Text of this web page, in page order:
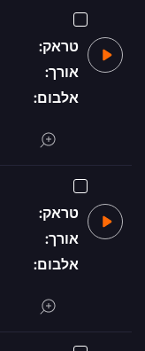
טראק:
אורך:
אלבום:
טראק:
אורך:
אלבום: